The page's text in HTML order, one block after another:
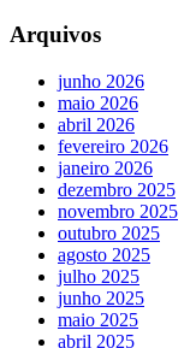
Arquivos
junho 2026
maio 2026
abril 2026
fevereiro 2026
janeiro 2026
dezembro 2025
novembro 2025
outubro 2025
agosto 2025
julho 2025
junho 2025
maio 2025
abril 2025